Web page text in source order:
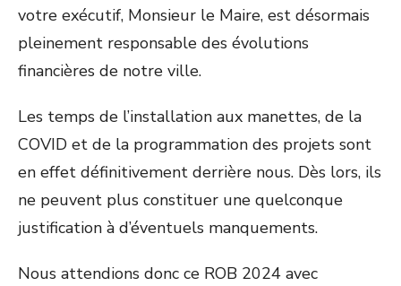
votre exécutif, Monsieur le Maire, est désormais
pleinement responsable des évolutions
financières de notre ville.
Les temps de l’installation aux manettes, de la
COVID et de la programmation des projets sont
en effet définitivement derrière nous. Dès lors, ils
ne peuvent plus constituer une quelconque
justification à d’éventuels manquements.
Nous attendions donc ce ROB 2024 avec